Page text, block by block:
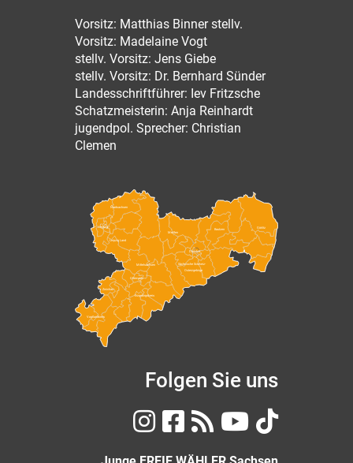
Vorsitz: Matthias Binner stellv.
Vorsitz: Madelaine Vogt
stellv. Vorsitz: Jens Giebe
stellv. Vorsitz: Dr. Bernhard Sünder
Landesschriftführer: Iev Fritzsche
Schatzmeisterin: Anja Reinhardt
jugendpol. Sprecher: Christian
Clemen
Bautzen Görlitz
Leipzig
Leipzig Land
Meißen
Erzgebirgskreis
Mittelsachsen
Nordsachsen
Osterzgebirge
Sächsische Schweiz-
Vogtlandkreis
Zwickau
Dresden
Chemnitz
Folgen Sie uns